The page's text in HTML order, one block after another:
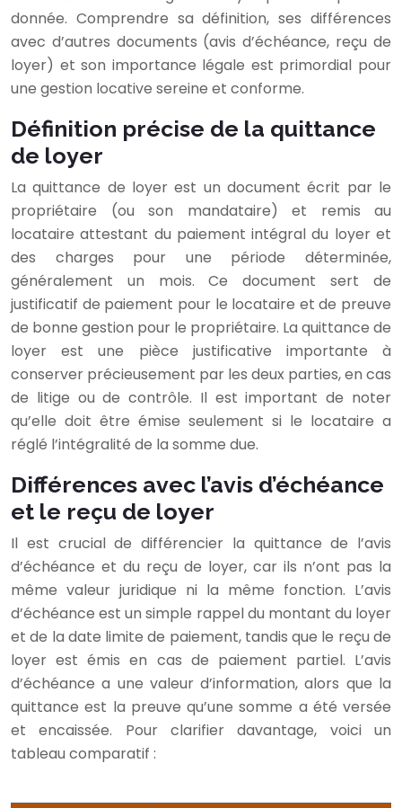
donnée. Comprendre sa définition, ses différences
avec d’autres documents (avis d’échéance, reçu de
loyer) et son importance légale est primordial pour
une gestion locative sereine et conforme.
Définition précise de la quittance
de loyer
La quittance de loyer est un document écrit par le
propriétaire (ou son mandataire) et remis au
locataire attestant du paiement intégral du loyer et
des charges pour une période déterminée,
généralement un mois. Ce document sert de
justificatif de paiement pour le locataire et de preuve
de bonne gestion pour le propriétaire. La quittance de
loyer est une pièce justificative importante à
conserver précieusement par les deux parties, en cas
de litige ou de contrôle. Il est important de noter
qu’elle doit être émise seulement si le locataire a
réglé l’intégralité de la somme due.
Différences avec l’avis d’échéance
et le reçu de loyer
Il est crucial de différencier la quittance de l’avis
d’échéance et du reçu de loyer, car ils n’ont pas la
même valeur juridique ni la même fonction. L’avis
d’échéance est un simple rappel du montant du loyer
et de la date limite de paiement, tandis que le reçu de
loyer est émis en cas de paiement partiel. L’avis
d’échéance a une valeur d’information, alors que la
quittance est la preuve qu’une somme a été versée
et encaissée. Pour clarifier davantage, voici un
tableau comparatif :